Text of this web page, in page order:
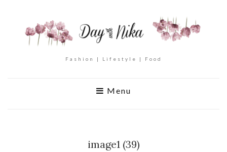
Fashion | Lifestyle | Food
Menu
image1 (39)